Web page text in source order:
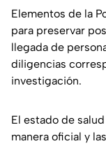
Elementos de la
para preservar
llegada de
diligencias
investigación.
El estado de
manera oficial y